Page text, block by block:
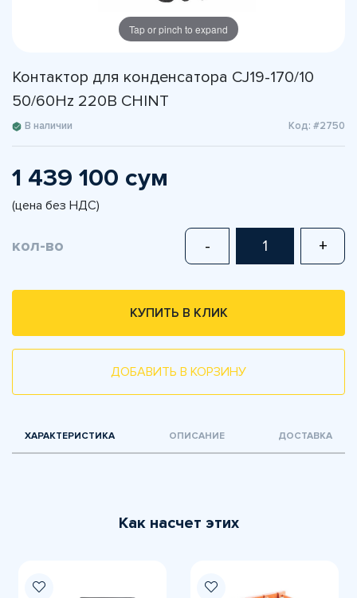
Tap or pinch to expand
Контактор для конденсатора CJ19-170/10
50/60Hz 220В CHINT
В наличии Код: #2750
1 439 100 сум
(цена без НДС)
кол-во - +
КУПИТЬ В КЛИК
ДОБАВИТЬ В КОРЗИНУ
ХАРАКТЕРИСТИКА ОПИСАНИЕ ДОСТАВКА
Как насчет этих